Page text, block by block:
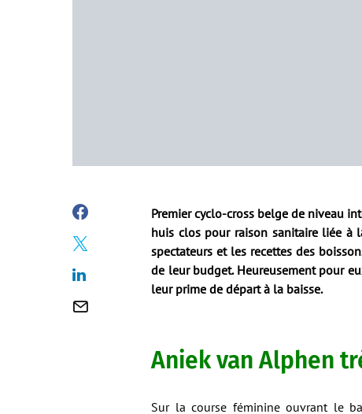
Premier cyclo-cross belge de niveau
huis clos pour raison sanitaire liée à
spectateurs et les recettes des
de leur budget. Heureusement pour
leur prime de départ à la baisse.
Aniek van Alphen
Sur la course féminine ouvrant le